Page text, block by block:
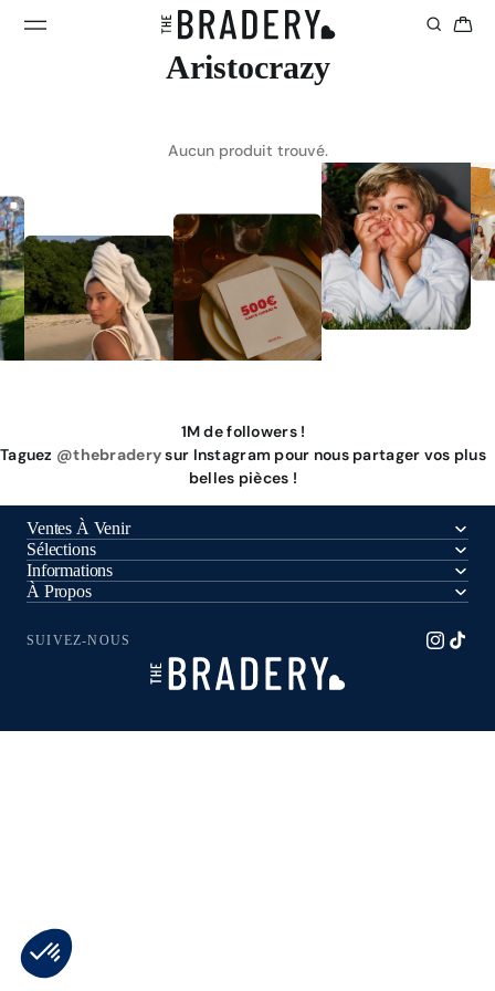
Aristocrazy
Aucun produit trouvé.
1M de followers !
Taguez @thebraderysur Instagram pour nous partager vos plus
belles pièces !
Ventes À Venir
Sélections
Informations
À Propos
SUIVEZ-NOUS